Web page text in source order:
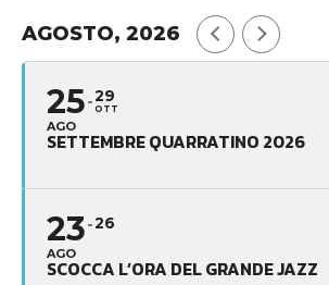
AGOSTO, 2026
25
AGO
29
OTT
SETTEMBRE QUARRATINO 2026
23
AGO
26
SCOCCA L’ORA DEL GRANDE JAZZ